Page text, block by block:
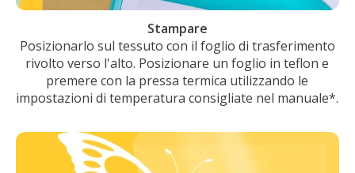
Stampare
Posizionarlo sul tessuto con il foglio di trasferimento
rivolto verso l'alto. Posizionare un foglio in teflon e
premere con la pressa termica utilizzando le
impostazioni di temperatura consigliate nel manuale*.